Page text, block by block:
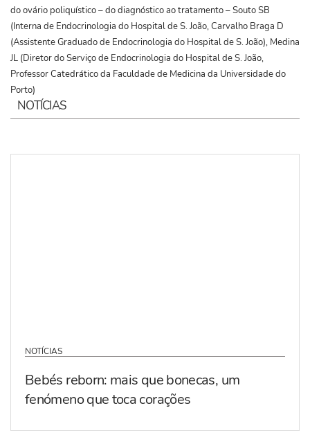
do ovário poliquístico – do diagnóstico ao tratamento – Souto SB
(Interna de Endocrinologia do Hospital de S. João, Carvalho Braga D
(Assistente Graduado de Endocrinologia do Hospital de S. João), Medina
JL (Diretor do Serviço de Endocrinologia do Hospital de S. João,
Professor Catedrático da Faculdade de Medicina da Universidade do
Porto)
NOTÍCIAS
NOTÍCIAS
Bebés reborn: mais que bonecas, um
fenómeno que toca corações